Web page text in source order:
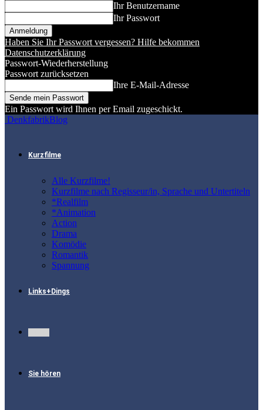
Ihr Benutzername
Ihr Passwort
Haben Sie Ihr Passwort vergessen? Hilfe bekommen
Datenschutzerklärung
Passwort-Wiederherstellung
Passwort zurücksetzen
Ihre E-Mail-Adresse
Ein Passwort wird Ihnen per Email zugeschickt.
DenkfabrikBlog
Kurzfilme
Alle Kurzfilme!
Kurzfilme nach Regisseur/in, Sprache und Untertiteln
*Realfilm
*Animation
Action
Drama
Komödie
Romantik
Spannung
Links+Dings
Sie hören